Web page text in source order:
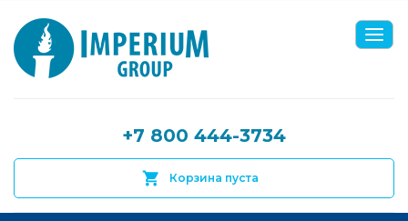
+7 800 444-3734
Корзина пуста